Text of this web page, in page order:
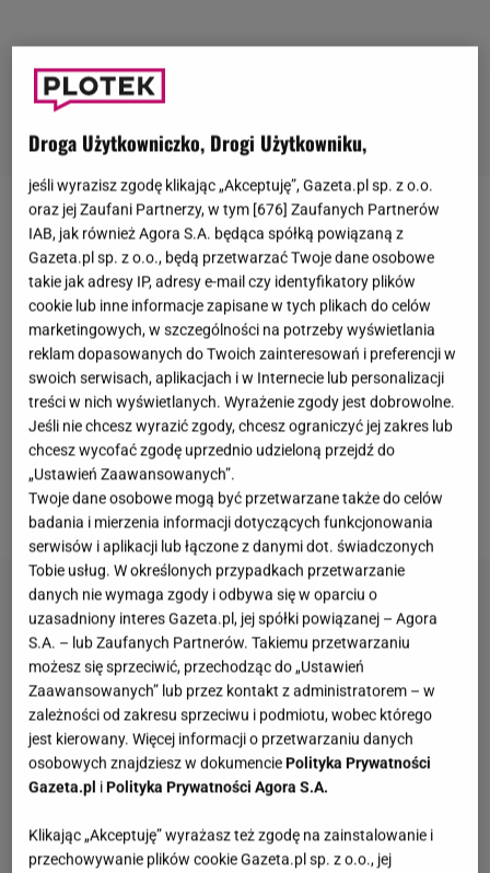
Jak doniosła policja, zmarłym okazał się27-letni
Adan Manzano, który pracował jako reporter
sportowy dla stacji Telemundo KC oraz Kiko Sports.
Funkcjonariusze znaleźli dziennikarza
pochodzącego z Meksyku w jego pokoju hotelowym
w miejscowości Kenner 5 lutego. Manzano miał się
tam przygotowywać do relacjonowaniaSuper Bowl
już po raz trzeci w swojej karierze.Okoliczności
śmierci reportera mają być przy tym niejasne
policja prowadzi dochodzenie w tej sprawie.
Droga Użytkowniczko, Drogi Użytkowniku,
jeśli wyrazisz zgodę klikając „Akceptuję”, Gazeta.pl sp. z o.o.
oraz jej Zaufani Partnerzy, w tym [676] Zaufanych Partnerów
IAB, jak również Agora S.A. będąca spółką powiązaną z
Gazeta.pl sp. z o.o., będą przetwarzać Twoje dane osobowe
takie jak adresy IP, adresy e-mail czy identyfikatory plików
cookie lub inne informacje zapisane w tych plikach do celów
marketingowych, w szczególności na potrzeby wyświetlania
reklam dopasowanych do Twoich zainteresowań i preferencji w
swoich serwisach, aplikacjach i w Internecie lub personalizacji
treści w nich wyświetlanych. Wyrażenie zgody jest dobrowolne.
Jeśli nie chcesz wyrazić zgody, chcesz ograniczyć jej zakres lub
chcesz wycofać zgodę uprzednio udzieloną przejdź do
„Ustawień Zaawansowanych”.
Twoje dane osobowe mogą być przetwarzane także do celów
badania i mierzenia informacji dotyczących funkcjonowania
serwisów i aplikacji lub łączone z danymi dot. świadczonych
Tobie usług. W określonych przypadkach przetwarzanie
danych nie wymaga zgody i odbywa się w oparciu o
uzasadniony interes Gazeta.pl, jej spółki powiązanej – Agora
S.A. – lub Zaufanych Partnerów. Takiemu przetwarzaniu
możesz się sprzeciwić, przechodząc do „Ustawień
Zaawansowanych” lub przez kontakt z administratorem – w
zależności od zakresu sprzeciwu i podmiotu, wobec którego
jest kierowany. Więcej informacji o przetwarzaniu danych
osobowych znajdziesz w dokumenciePolityka Prywatności
Gazeta.pl iPolityka Prywatności Agora S.A.
Klikając „Akceptuję” wyrażasz też zgodę na zainstalowanie i
przechowywanie plików cookie Gazeta.pl sp. z o.o., jej